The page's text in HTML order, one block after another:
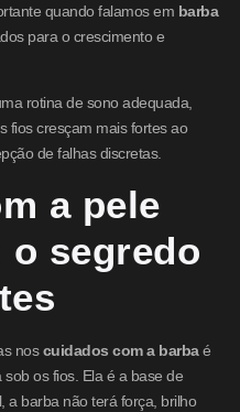
quando falamos em barba
para o crescimento e
rotina de sono adequada,
fios cresçam mais fortes ao
de falhas discretas.
a pele
o segredo
noscuidados com a barbaé
os fios. Ela é a base de
a barba não terá força, brilho